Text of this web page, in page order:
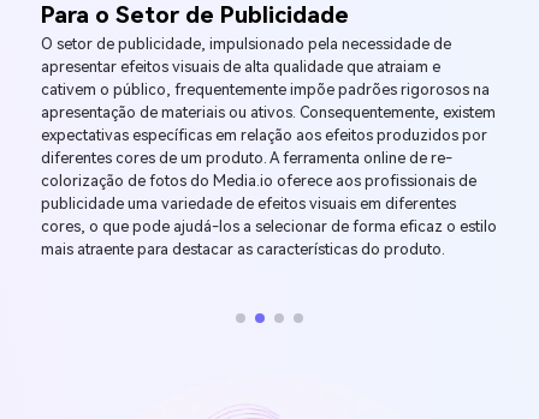
Para o Setor de Publicidade
O setor de publicidade, impulsionado pela necessidade de
apresentar efeitos visuais de alta qualidade que atraiam e
cativem o público, frequentemente impõe padrões rigorosos na
apresentação de materiais ou ativos. Consequentemente, existem
expectativas específicas em relação aos efeitos produzidos por
diferentes cores de um produto. A ferramenta online de re-
colorização de fotos do Media.io oferece aos profissionais de
publicidade uma variedade de efeitos visuais em diferentes
cores, o que pode ajudá-los a selecionar de forma eficaz o estilo
mais atraente para destacar as características do produto.